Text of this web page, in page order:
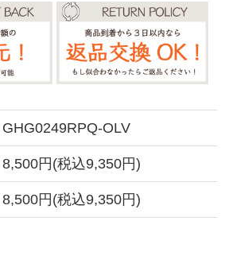
GHG0249RPQ-OLV
8,500円(税込9,350円)
8,500円(税込9,350円)